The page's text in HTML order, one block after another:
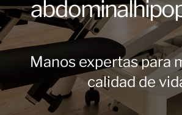
Contacto
PIDE CITA
Español
Manos expertas para
calidad de